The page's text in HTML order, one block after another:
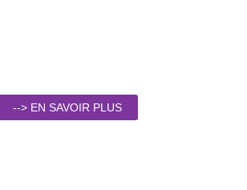
--> EN SAVOIR PLUS